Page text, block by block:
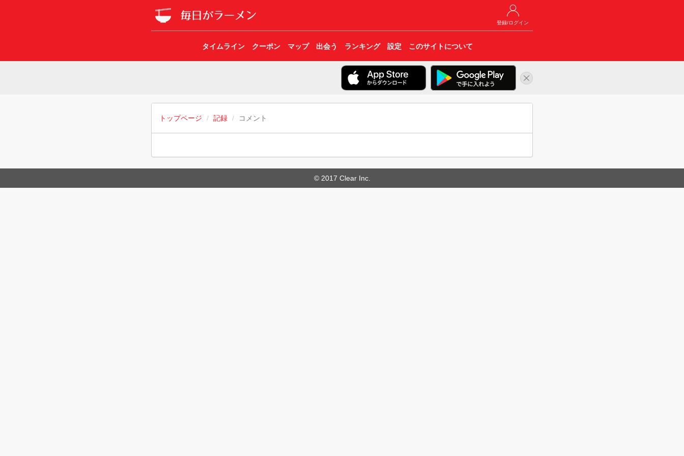
登録/ログイン
タイムライン クーポン マップ 出会う ランキング 設定 このサイトについて
トップページ 記録 コメント
© 2017 Clear Inc.